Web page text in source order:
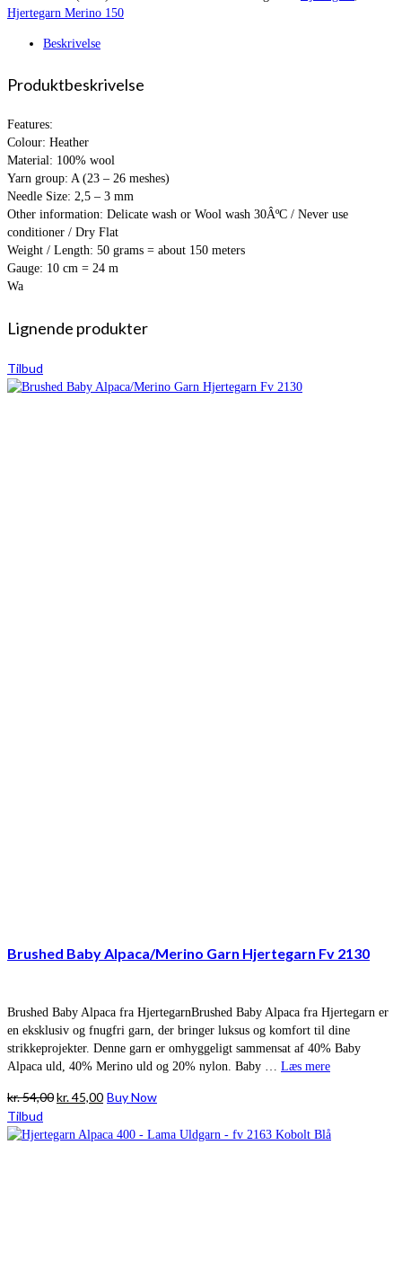
kr. 42,00.kr. 30,95.
Hjertegarn Merino 150
Beskrivelse
Produktbeskrivelse
Features:
Colour: Heather
Material: 100% wool
Yarn group: A (23 – 26 meshes)
Needle Size: 2,5 – 3 mm
Other information: Delicate wash or Wool wash 30ÂºC / Never use
conditioner / Dry Flat
Weight / Length: 50 grams = about 150 meters
Gauge: 10 cm = 24 m
Wa
Lignende produkter
Tilbud
Brushed Baby Alpaca/Merino Garn Hjertegarn Fv 2130
Brushed Baby Alpaca fra HjertegarnBrushed Baby Alpaca fra Hjertegarn er
en eksklusiv og fnugfri garn, der bringer luksus og komfort til dine
strikkeprojekter. Denne garn er omhyggeligt sammensat af 40% Baby
Alpaca uld, 40% Merino uld og 20% nylon. Baby … Læs mere
kr.54,00Den
pris
kr.45,00Den
pris
Buy Now
Tilbud